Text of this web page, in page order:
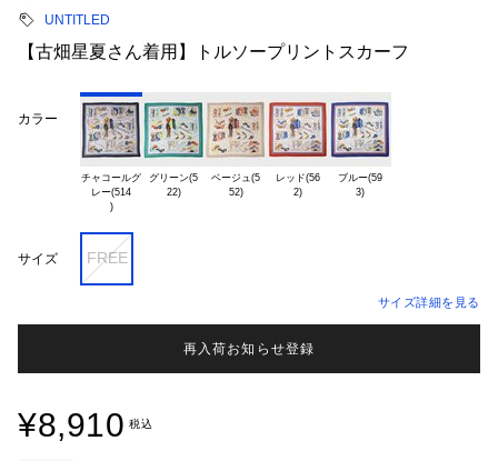
UNTITLED
【古畑星夏さん着用】トルソープリントスカーフ
カラー
チャコールグ
レー(514
)
グリーン(5
22)
ベージュ(5
52)
レッド(56
ブルー(59
サイズ FREE
サイズ詳細を見る
再入荷お知らせ登録
¥8,910 税込